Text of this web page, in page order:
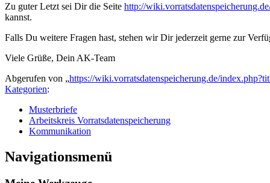
Zu guter Letzt sei Dir die Seite http://
kannst.
Falls Du weitere Fragen hast, stehen wir Dir jederzeit gerne zur
Viele Grüße, Dein AK-Team
Abgerufen von „https://wiki.vorratsdatenspeicherung.de/
Kategorien:
Musterbriefe
Arbeitskreis Vorratsdatenspeicherung
Kommunikation
Navigationsmenü